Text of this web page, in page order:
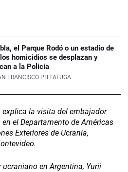
el Parque Rodó o un estadio de
homicidios se desplazan y
a la Policía
FRANCISCO PITTALUGA
la visita del embajador
el Departamento de Américas
Exteriores de Ucrania,
ucraniano en Argentina, Yurii